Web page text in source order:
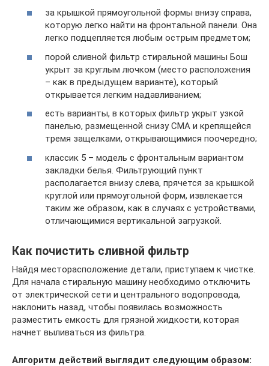
за крышкой прямоугольной формы внизу справа,
которую легко найти на фронтальной панели. Она
легко подцепляется любым острым предметом;
порой сливной фильтр стиральной машины Бош
укрыт за круглым лючком (место расположения
– как в предыдущем варианте), который
открывается легким надавливанием;
есть варианты, в которых фильтр укрыт узкой
панелью, размещенной снизу СМА и крепящейся
тремя защелками, открывающимися поочередно;
классик 5 – модель с фронтальным вариантом
закладки белья. Фильтрующий пункт
располагается внизу слева, прячется за крышкой
круглой или прямоугольной форм, извлекается
таким же образом, как в случаях с устройствами,
отличающимися вертикальной загрузкой.
Как почистить сливной фильтр
Найдя месторасположение детали, приступаем к чистке.
Для начала стиральную машину необходимо отключить
от электрической сети и центрального водопровода,
наклонить назад, чтобы появилась возможность
разместить емкость для грязной жидкости, которая
начнет выливаться из фильтра.
Алгоритм действий выглядит следующим образом: